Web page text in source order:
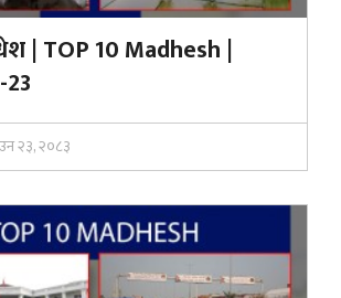
| TOP 10 Madhesh |
२३, २०८३